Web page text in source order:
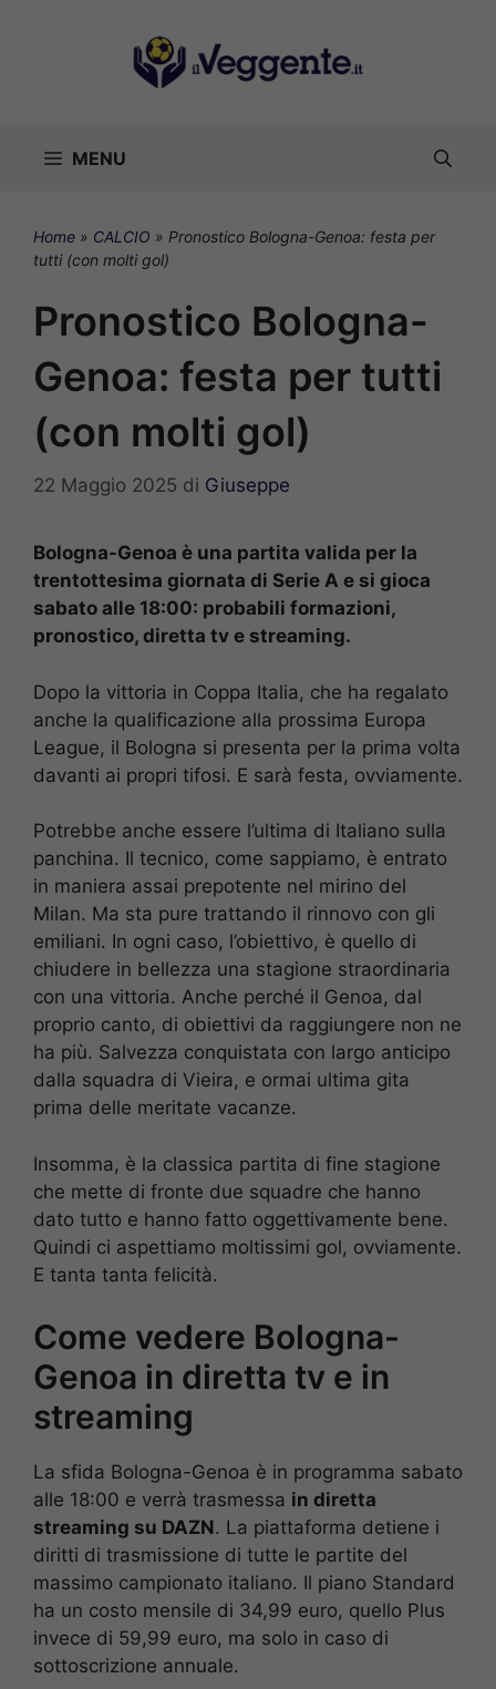
MENU
Home » CALCIO » Pronostico Bologna-Genoa: festa per
tutti (con molti gol)
Pronostico Bologna-
Genoa: festa per tutti
(con molti gol)
22 Maggio 2025 di Giuseppe
Bologna-Genoa è una partita valida per la
trentottesima giornata di Serie A e si gioca
sabato alle 18:00: probabili formazioni,
pronostico, diretta tv e streaming.
Dopo la vittoria in Coppa Italia, che ha regalato
anche la qualificazione alla prossima Europa
League, il Bologna si presenta per la prima volta
davanti ai propri tifosi. E sarà festa, ovviamente.
Potrebbe anche essere l’ultima di Italiano sulla
panchina. Il tecnico, come sappiamo, è entrato
in maniera assai prepotente nel mirino del
Milan. Ma sta pure trattando il rinnovo con gli
emiliani. In ogni caso, l’obiettivo, è quello di
chiudere in bellezza una stagione straordinaria
con una vittoria. Anche perché il Genoa, dal
proprio canto, di obiettivi da raggiungere non ne
ha più. Salvezza conquistata con largo anticipo
dalla squadra di Vieira, e ormai ultima gita
prima delle meritate vacanze.
Insomma, è la classica partita di fine stagione
che mette di fronte due squadre che hanno
dato tutto e hanno fatto oggettivamente bene.
Quindi ci aspettiamo moltissimi gol, ovviamente.
E tanta tanta felicità.
Come vedere Bologna-
Genoa in diretta tv e in
streaming
La sfida Bologna-Genoa è in programma sabato
alle 18:00 e verrà trasmessa in diretta
streaming su DAZN. La piattaforma detiene i
diritti di trasmissione di tutte le partite del
massimo campionato italiano. Il piano Standard
ha un costo mensile di 34,99 euro, quello Plus
invece di 59,99 euro, ma solo in caso di
sottoscrizione annuale.